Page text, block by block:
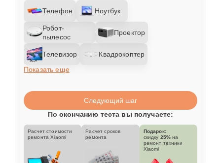
Телефон Ноутбук
Робот-
пылесос
Проектор
Телевизор
Квадрокоптер
Показать еще
Следующий шаг
По окончанию теста вы получаете:
Расчет стоимости
ремонта Xiaomi
Расчет сроков
ремонта
Подарок:
скидку 25% на
ремонт техники
Xiaomi